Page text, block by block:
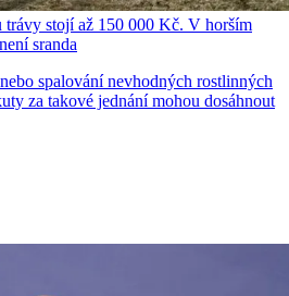
trávy stojí až 150 000 Kč. V horším
sranda
spalování nevhodných rostlinných
za takové jednání mohou dosáhnout